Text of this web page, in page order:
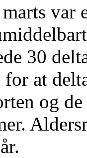
30
for at
og